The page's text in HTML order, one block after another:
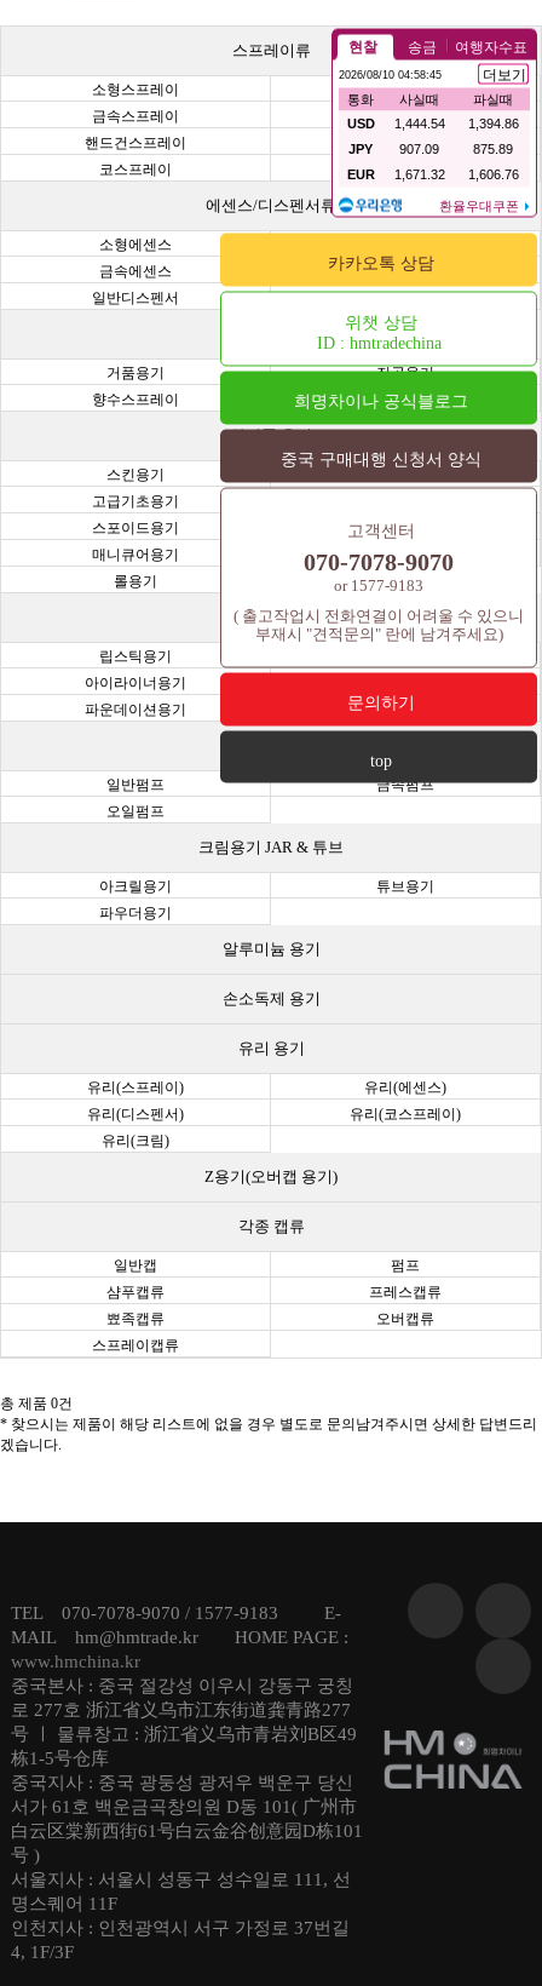
카카오톡 상담
위챗 상담
ID : hmtradechina
희명차이나 공식블로그
중국 구매대행 신청서 양식
고객센터
070-7078-9070
or 1577-9183
( 출고작업시 전화연결이 어려울 수 있으니
부재시 "견적문의" 란에 남겨주세요)
문의하기
top
스프레이류
소형스프레이
일반스프레이
금속스프레이
미니건스프레이
핸드건스프레이
초정밀건스프레이
코스프레이
헤어스프레이
에센스/디스펜서류
소형에센스
금속에센스
미니디스펜서
일반디스펜서
금속디스펜서
거품용기
진공용기
향수스프레이
주사기용기
화장품 용기
스킨용기
고급기초용기
스포이드용기
샘플병 용기(바이알,시공,앰플)
매니큐어용기
과일용기
롤용기
색조용기
립스틱용기
아이라이너용기
파운데이션용기
립틴트용기
일반펌프
금속펌프
오일펌프
크림용기 JAR & 튜브
아크릴용기
튜브용기
파우더용기
알루미늄 용기
손소독제 용기
유리 용기
유리(스프레이)
유리(에센스)
유리(디스펜서)
유리(코스프레이)
유리(크림)
Z용기(오버캡 용기)
각종 캡류
일반캡
펌프
샴푸캡류
프레스캡류
뾰족캡류
오버캡류
스프레이캡류
총 제품 0건
* 찾으시는 제품이 해당 리스트에 없을 경우 별도로 문의남겨주시면 상세한 답변드리
겠습니다.
TEL 070-7078-9070 / 1577-9183 E-
MAIL hm@hmtrade.kr HOME PAGE :
www.hmchina.kr
중국본사 : 중국 절강성 이우시 강동구 궁칭
로 277호 浙江省义乌市江东街道龚青路277
号 ㅣ 물류창고 : 浙江省义乌市青岩刘B区49
栋1-5号仓库
중국지사 : 중국 광둥성 광저우 백운구 당신
서가 61호 백운금곡창의원 D동 101( 广州市
白云区棠新西街61号白云金谷创意园D栋101
号 )
서울지사 : 서울시 성동구 성수일로 111, 선
명스퀘어 11F
인천지사 : 인천광역시 서구 가정로 37번길
4, 1F/3F